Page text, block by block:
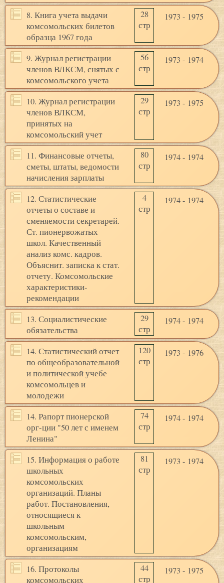
8. Книга учета выдачи
комсомольских билетов
образца 1967 года
28
стр
1973 - 1975
9. Журнал регистрации
членов ВЛКСМ, снятых с
комсомольского учета
56
стр
1973 - 1974
10. Журнал регистрации
членов ВЛКСМ,
принятых на
комсомольский учет
29
стр
1973 - 1975
11. Финансовые отчеты,
сметы, штаты, ведомости
начисления зарплаты
80
стр
1974 - 1974
12. Статистические
отчеты о составе и
сменяемости секретарей.
Ст. пионервожатых
школ. Качественный
анализ комс. кадров.
Объяснит. записка к стат.
отчету. Комсомольские
характеристики-
рекомендации
4
стр
1974 - 1974
13. Социалистические
обязательства
29
стр
1974 - 1974
14. Статистический отчет
по общеобразовательной
и политической учебе
комсомольцев и
молодежи
120
стр
1973 - 1976
14. Рапорт пионерской
орг-ции "50 лет с именем
Ленина"
74
стр
1974 - 1974
15. Информация о работе
школьных
комсомольских
организаций. Планы
работ. Постановления,
относящиеся к
школьным
комсомольским,
организациям
81
стр
1973 - 1974
16. Протоколы
комсомольских
44
стр
1973 - 1975